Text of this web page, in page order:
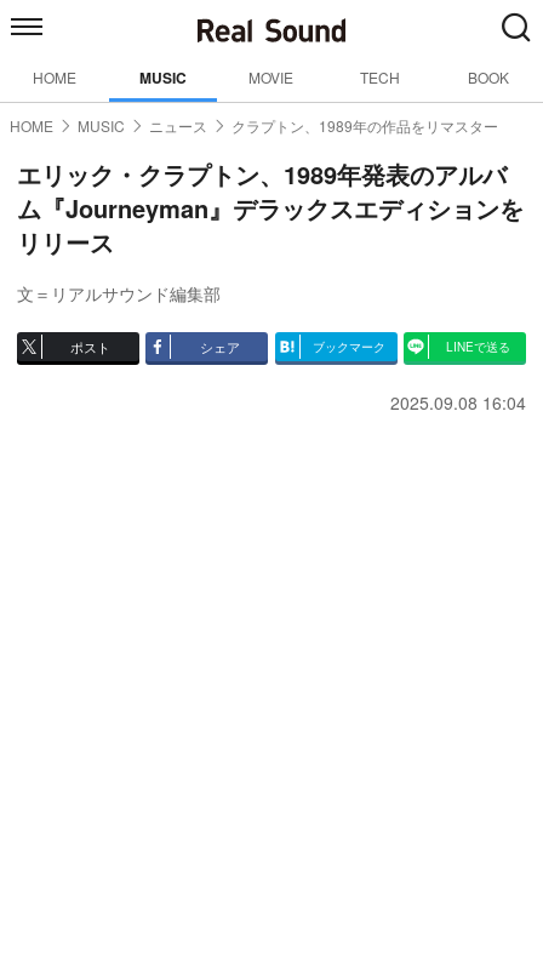
HOME MUSIC MOVIE TECH BOOK
HOME MUSIC ニュース クラプトン、1989年の作品をリマスター
エリック・クラプトン、1989年発表のアルバ
ム『Journeyman』デラックスエディションを
リリース
文＝リアルサウンド編集部
ポスト シェア ブックマーク LINEで送る
2025.09.08 16:04